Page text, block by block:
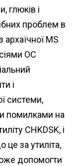
глюків і
проблем в
архаїчної MS
ОС
і
системи,
помилками на
CHKDSK, і
це за утиліта,
допомогти